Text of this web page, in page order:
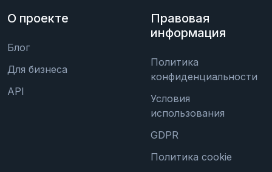
О проекте
Блог
Для бизнеса
API
Правовая
информация
Политика
конфиденциальности
Условия
использования
GDPR
Политика cookie